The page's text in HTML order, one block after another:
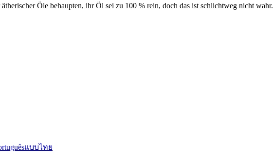
Öle behaupten, ihr Öl sei zu 100 % rein, doch das ist schlichtweg nicht wahr.
แบบไทย